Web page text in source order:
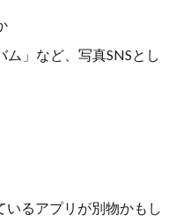
」など、写真SNSとし
るアプリが別物かもし